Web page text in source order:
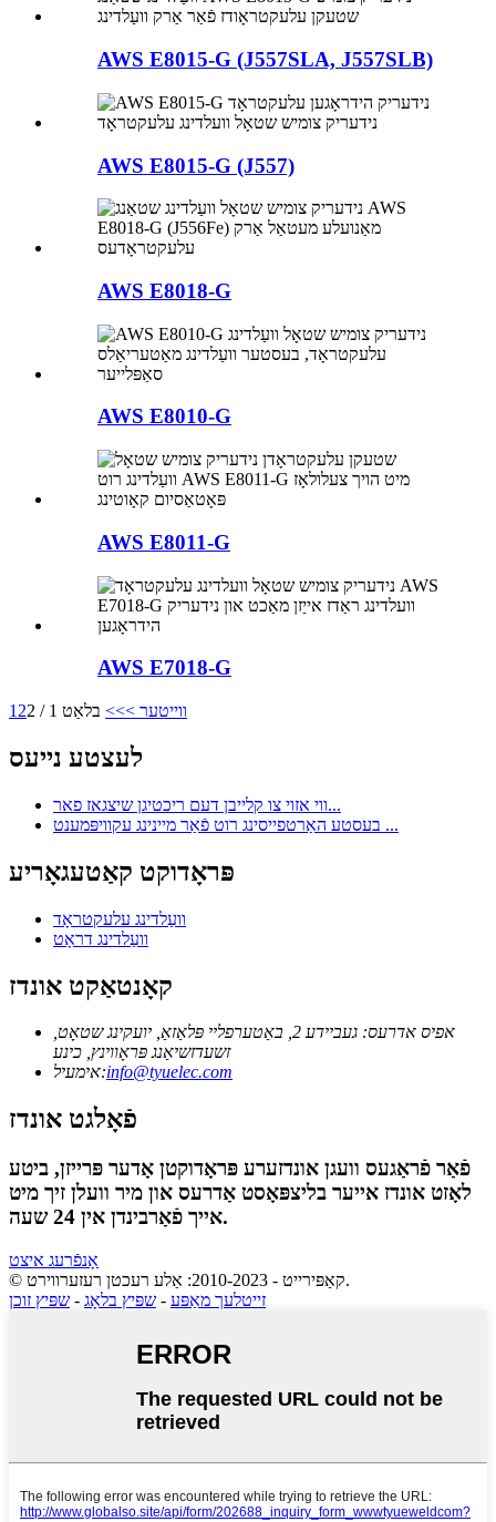
AWS E8015-G (J557SLA, J557SLB)
AWS E8015-G (J557)
AWS E8018-G
AWS E8010-G
AWS E8011-G
AWS E7018-G
1 2 ווייטער >>> בלאַט 1 / 2
לעצטע נייעס
ווי אזוי צו קלייבן דעם ריכטיגן שיצגאז פאר...
בעסטע האַרטפייסינג רוט פֿאַר מיינינג עקוויפּמענט ...
פּראָדוקט קאַטעגאָריע
וועַלדינג עלעקטראָד
וועַלדינג דראָט
קאָנטאַקט אונדז
אפיס אדרעס: געביידע 2, באַטערפליי פּלאַזאַ, יועקינג שטאָט,
זשעדזשיאַנג פּראָווינץ, כינע
אימעיל:info@tyuelec.com
פֿאָלגט אונדז
פֿאַר פֿראַגעס וועגן אונדזערע פּראָדוקטן אָדער פּרייזן, ביטע
לאָזט אונדז אייער בליצפּאָסט אַדרעס און מיר וועלן זיך מיט
אייך פֿאַרבינדן אין 24 שעה.
אָנפֿרעג איצט
© קאַפּירייט - 2010-2023: אַלע רעכטן רעזערווירט.
זייטלעך מאַפּע - שפּיץ בלאָג - שפּיץ זוכן